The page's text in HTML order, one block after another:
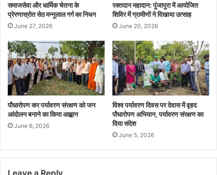
समाजसेवा और धार्मिक चेतना के
प्रेरणास्रोत सेठ मन्नूलाल गर्ग का निधन
June 27, 2026
रक्तदान महादान: पुंजापुरा में आयोजित
शिविर में ग्रामीणों ने दिखाया उत्साह
June 20, 2026
पौधारोपण कर पर्यावरण संरक्षण को जन
आंदोलन बनाने का किया आह्वान
June 6, 2026
विश्व पर्यावरण दिवस पर देवास में वृहद
पौधारोपण अभियान, पर्यावरण संरक्षण का
दिया संदेश
June 5, 2026
Leave a Reply